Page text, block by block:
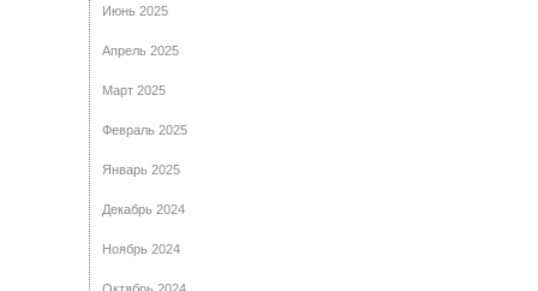
Июнь 2025
Апрель 2025
Март 2025
Февраль 2025
Январь 2025
Декабрь 2024
Ноябрь 2024